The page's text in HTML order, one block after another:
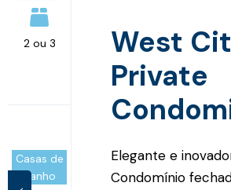
2 ou 3
Casas de
Banho
West
Private
Elegante e
Condomínio